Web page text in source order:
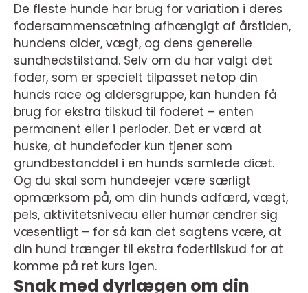
De fleste hunde har brug for variation i deres
fodersammensætning afhængigt af årstiden,
hundens alder, vægt, og dens generelle
sundhedstilstand. Selv om du har valgt det
foder, som er specielt tilpasset netop din
hunds race og aldersgruppe, kan hunden få
brug for ekstra tilskud til foderet – enten
permanent eller i perioder. Det er værd at
huske, at hundefoder kun tjener som
grundbestanddel i en hunds samlede diæt.
Og du skal som hundeejer være særligt
opmærksom på, om din hunds adfærd, vægt,
pels, aktivitetsniveau eller humør ændrer sig
væsentligt – for så kan det sagtens være, at
din hund trænger til ekstra fodertilskud for at
komme på ret kurs igen.
Snak med dyrlægen om din